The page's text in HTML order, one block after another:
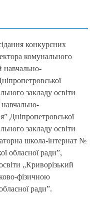
конкурсних
комунального
навчально-
закладу освіти
Дніпропетровської
закладу освіти
школа-інтернат №
обласної ради”,
„Криворізький
фізичною
ради”.